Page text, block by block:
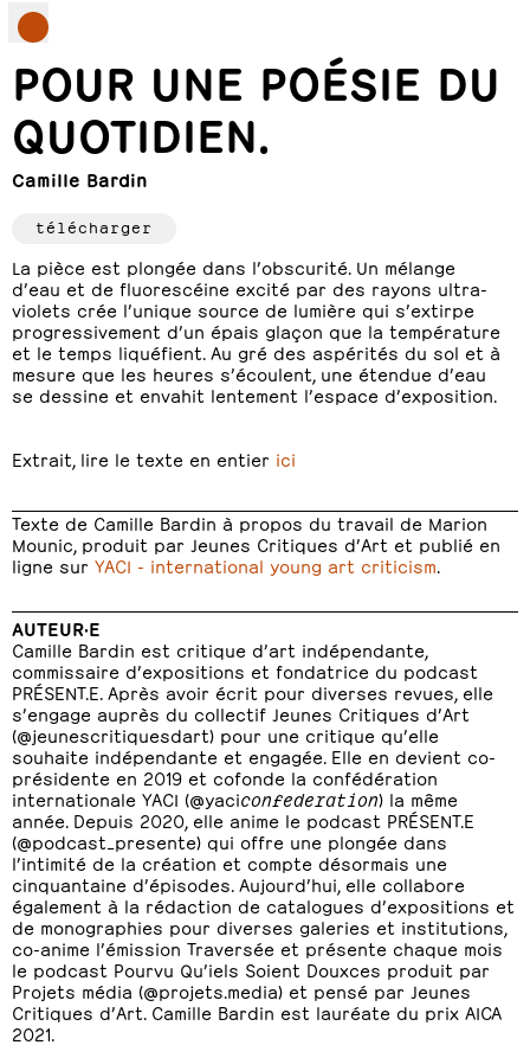
POUR UNE POÉSIE DU
QUOTIDIEN.
Camille Bardin
télécharger
La pièce est plongée dans l’obscurité. Un mélange
d’eau et de fluorescéine excité par des rayons ultra-
violets crée l’unique source de lumière qui s’extirpe
progressivement d’un épais glaçon que la température
et le temps liquéfient. Au gré des aspérités du sol et à
mesure que les heures s’écoulent, une étendue d’eau
se dessine et envahit lentement l’espace d’exposition.
Extrait, lire le texte en entier ici
Texte de Camille Bardin à propos du travail de Marion
Mounic, produit par Jeunes Critiques d’Art et publié en
ligne sur YACI - international young art criticism
AUTEUR·E
Camille Bardin est critique d’art indépendante,
commissaire d’expositions et fondatrice du podcast
PRÉSENT.E. Après avoir écrit pour diverses revues, elle
s’engage auprès du collectif Jeunes Critiques d’Art
(@jeunescritiquesdart) pour une critique qu’elle
souhaite indépendante et engagée. Elle en devient co-
présidente en 2019 et cofonde la confédération
internationale YACI (@yaciconfederation) la même
année. Depuis 2020, elle anime le podcast PRÉSENT.E
(@podcast_presente) qui offre une plongée dans
l’intimité de la création et compte désormais une
cinquantaine d’épisodes. Aujourd’hui, elle collabore
également à la rédaction de catalogues d’expositions et
de monographies pour diverses galeries et institutions,
co-anime l’émission Traversée et présente chaque mois
le podcast Pourvu Qu’iels Soient Douxces produit par
Projets média (@projets.media) et pensé par Jeunes
Critiques d’Art. Camille Bardin est lauréate du prix AICA
2021.